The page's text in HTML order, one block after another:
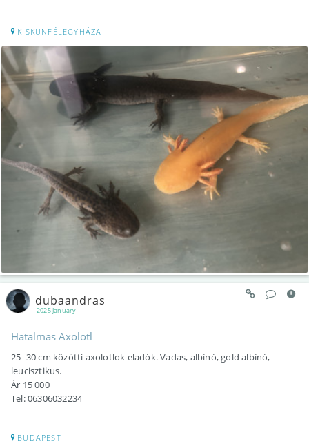
KISKUNFÉLEGYHÁZA
2025 January
dubaandras
Hatalmas Axolotl
25- 30 cm közötti axolotlok eladók. Vadas, albínó, gold albínó,
leucisztikus.
Ár 15 000
Tel: 06306032234
BUDAPEST